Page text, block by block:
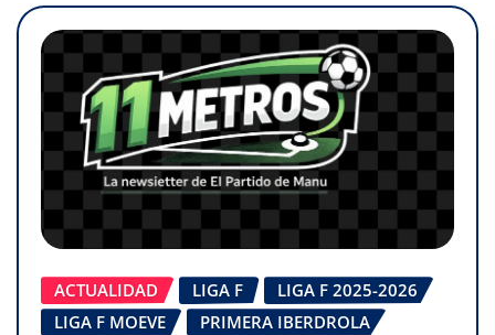
ACTUALIDAD LIGA F
LIGA F 2025-2026
LIGA F MOEVE
PRIMERA IBERDROLA